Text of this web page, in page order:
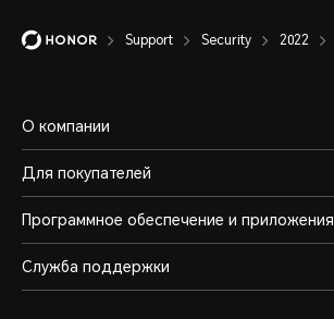
Support Security 2022
О компании
Для покупателей
Программное обеспечение и приложения
Служба поддержки